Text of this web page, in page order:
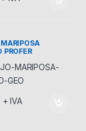
PROFER
+ IVA